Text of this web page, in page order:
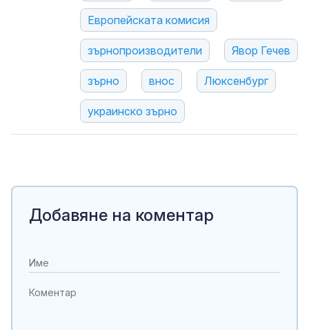
Европейската комисия
зърнопроизводители Явор Гечев
зърно внос Люксенбург
украинско зърно
Добавяне на коментар